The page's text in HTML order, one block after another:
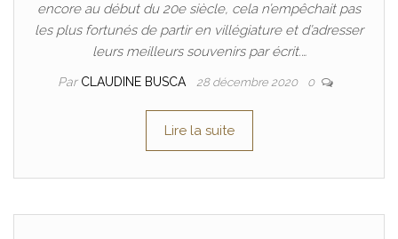
encore au début du 20e siècle, cela n’empêchait pas
les plus fortunés de partir en villégiature et d’adresser
leurs meilleurs souvenirs par écrit.…
Par CLAUDINE BUSCA 28 décembre 2020 0
Lire la suite